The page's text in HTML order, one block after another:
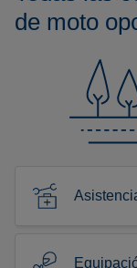
de moto